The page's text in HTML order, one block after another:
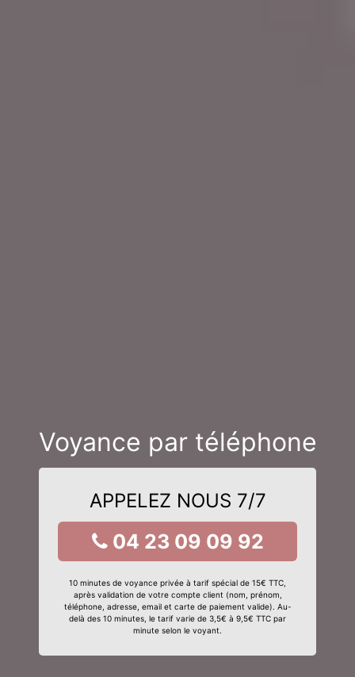
Voyance par téléphone
APPELEZ NOUS 7/7
04 23 09 09 92
10 minutes de voyance privée à tarif spécial de 15€ TTC,
après validation de votre compte client (nom, prénom,
téléphone, adresse, email et carte de paiement valide). Au-
delà des 10 minutes, le tarif varie de 3,5€ à 9,5€ TTC par
minute selon le voyant.